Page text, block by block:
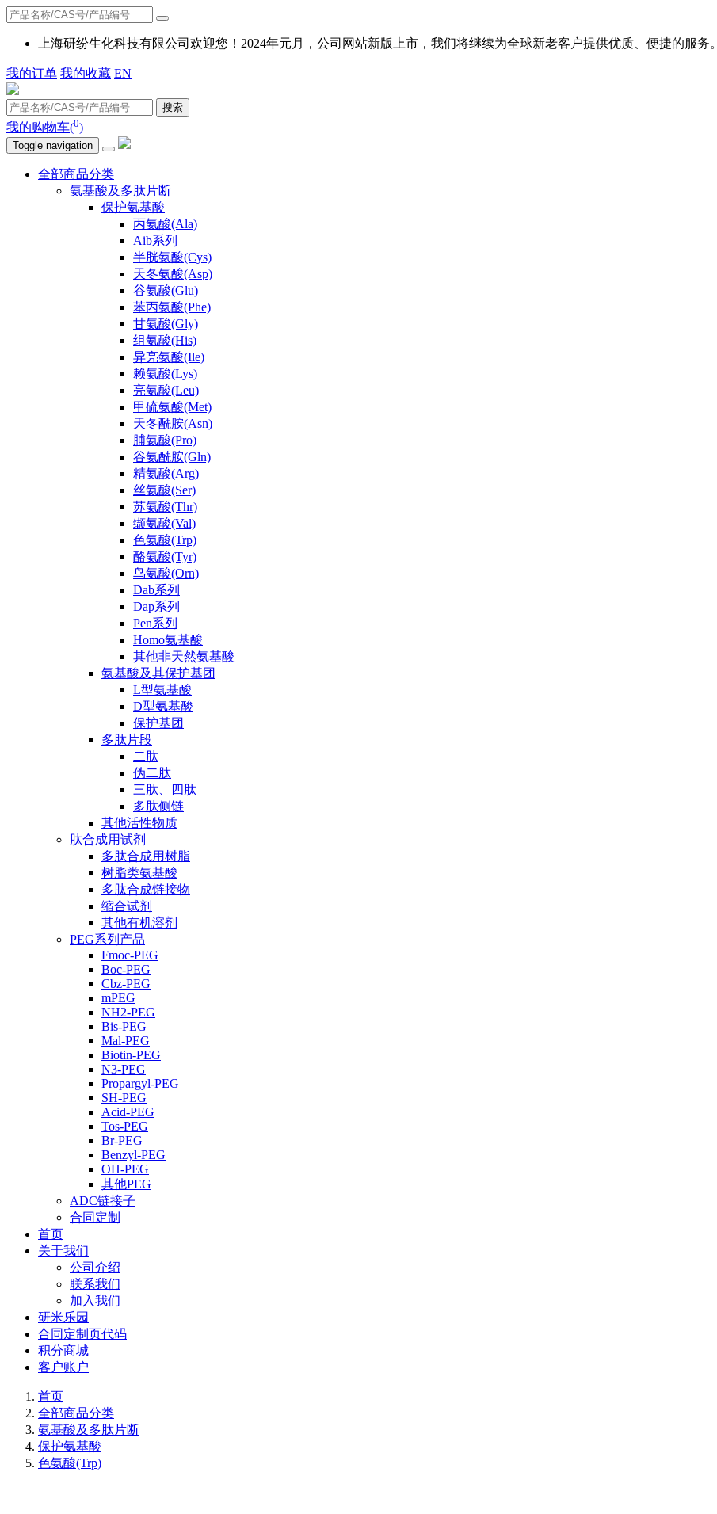
上海研纷生化科技有限公司欢迎您！2024年元月，公司网站新版上市，我们将继续为全球新老客户提供优质、便捷的服务。
我的订单 我的收藏 EN
搜索
我的购物车(0)
Toggle navigation
全部商品分类
氨基酸及多肽片断
保护氨基酸
丙氨酸(Ala)
Aib系列
半胱氨酸(Cys)
天冬氨酸(Asp)
谷氨酸(Glu)
苯丙氨酸(Phe)
甘氨酸(Gly)
组氨酸(His)
异亮氨酸(Ile)
赖氨酸(Lys)
亮氨酸(Leu)
甲硫氨酸(Met)
天冬酰胺(Asn)
脯氨酸(Pro)
谷氨酰胺(Gln)
精氨酸(Arg)
丝氨酸(Ser)
苏氨酸(Thr)
缬氨酸(Val)
色氨酸(Trp)
酪氨酸(Tyr)
鸟氨酸(Orn)
Dab系列
Dap系列
Pen系列
Homo氨基酸
其他非天然氨基酸
氨基酸及其保护基团
L型氨基酸
D型氨基酸
保护基团
多肽片段
二肽
伪二肽
三肽、四肽
多肽侧链
其他活性物质
肽合成用试剂
多肽合成用树脂
树脂类氨基酸
多肽合成链接物
缩合试剂
其他有机溶剂
PEG系列产品
Fmoc-PEG
Boc-PEG
Cbz-PEG
mPEG
NH2-PEG
Bis-PEG
Mal-PEG
Biotin-PEG
N3-PEG
Propargyl-PEG
SH-PEG
Acid-PEG
Tos-PEG
Br-PEG
Benzyl-PEG
OH-PEG
其他PEG
ADC链接子
合同定制
首页
关于我们
公司介绍
联系我们
加入我们
研米乐园
合同定制页代码
积分商城
客户账户
首页
全部商品分类
氨基酸及多肽片断
保护氨基酸
色氨酸(Trp)